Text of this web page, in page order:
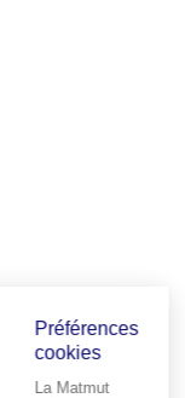
Préférences
cookies
La Matmut